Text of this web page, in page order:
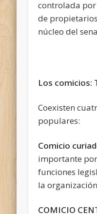
controlada
de
núcleo del
Los comicios:
Coexisten
populares:
Comicio
importante
funciones
la
COMICIO